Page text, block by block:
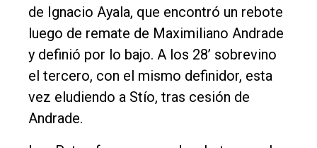
de Ignacio Ayala, que encontró un rebote
luego de remate de Maximiliano Andrade
y definió por lo bajo. A los 28’ sobrevino
el tercero, con el mismo definidor, esta
vez eludiendo a Stío, tras cesión de
Andrade.